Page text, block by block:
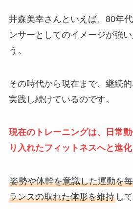
井森美幸さんといえば、80年
ンサーとしてのイメージが強
う。
その時代から現在まで、継続
実践し続けているのです。
現在のトレーニングは、日常
り入れたフィットネスへと進化
姿勢や体幹を意識した運動を
ランスの取れた体形を維持し